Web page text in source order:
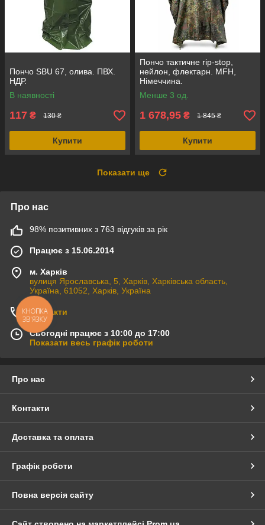
Пончо SBU 67, олива. ПВХ.
НДР.
В наявності
117 ₴ 130 ₴
Купити
Пончо тактичне rip-stop,
нейлон, флектарн. MFH,
Німеччина.
Менше 3 од.
1 678,95 ₴ 1 845 ₴
Купити
Показати ще
Про нас
98% позитивних з 763 відгуків за рік
Працює з 15.06.2014
м. Харків
вулиця Ярославська, 5, Харків, Харківська область,
Україна, 61052, Харків, Україна
Контакти
Сьогодні працює з 10:00 до 17:00
Показати весь графік роботи
Про нас
Контакти
Доставка та оплата
Графік роботи
Повна версія сайту
КНОПКА
ЗВ'ЯЗКУ